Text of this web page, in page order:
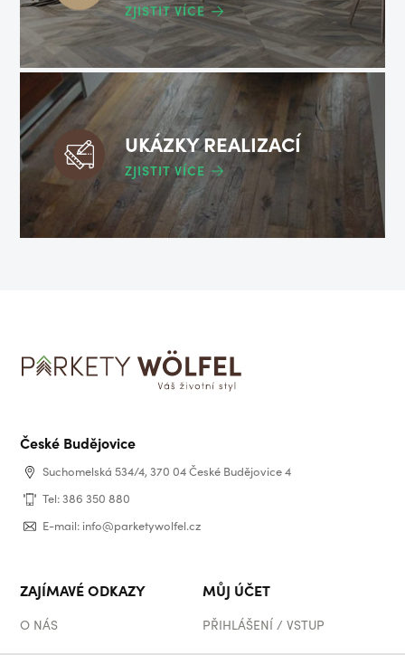
ZJISTIT VÍCE
UKÁZKY REALIZACÍ
ZJISTIT VÍCE
České Budějovice
Suchomelská 534/4, 370 04 České Budějovice 4
Tel: 386 350 880
E-mail: info@parketywolfel.cz
ZAJÍMAVÉ ODKAZY
O NÁS
MŮJ ÚČET
PŘIHLÁŠENÍ / VSTUP